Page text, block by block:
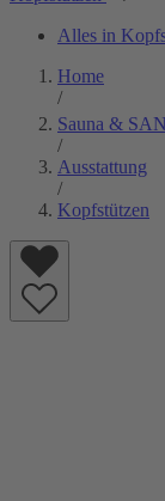
Alles in
Home
/
Sauna &
/
Ausstattung
/
Kopfstützen